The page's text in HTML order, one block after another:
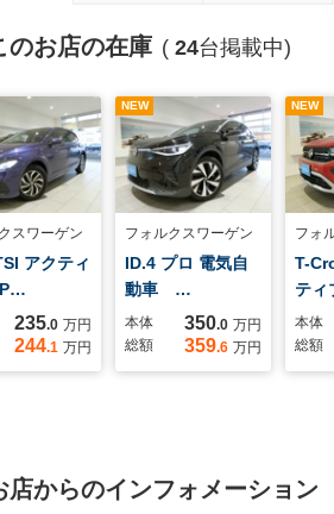
のお店の在庫 ( 24台掲載中)
スワーゲン
アクティ
235.0 万円
244.1 万円
NEW
フォルクスワーゲン
ID.4 プロ 電気自
動車 …
本体 350.0 万円
総額
359.6 万円
NEW
フォ
T-
テ
本体
総額
店からのインフォメーション